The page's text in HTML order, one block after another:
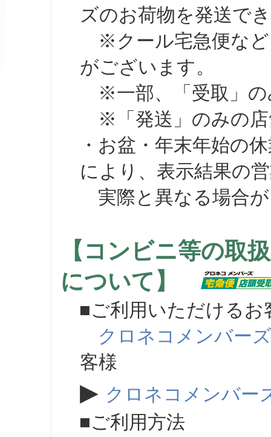
ズのお荷物を発送で
※クール宅急便など
がございます。
※一部、「受取」の
※「発送」のみの店
・お盆・年末年始の
により、表示結果の
実際と異なる場合が
【コンビニ等の取
について】
■ご利用いただけるお
クロネコメンバーズ
客様
▶ クロネコメンバー
■ご利用方法